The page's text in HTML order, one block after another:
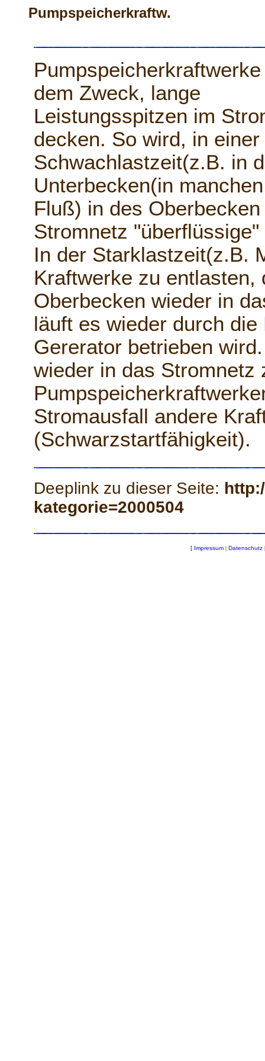
Pumpspeicherkraftw.
dem Zweck, lange
Leistungsspitzen im
decken. So wird, in einer
Schwachlastzeit(z.B. in
Unterbecken(in
Fluß) in des
Stromnetz
In der Starklastzeit(z.B.
Kraftwerke zu entlasten,
Oberbecken wieder in
läuft es wieder durch
Gererator betrieben
wieder in das Stromnetz
Stromausfall andere
(Schwarzstartfähigkeit).
Deeplink zu dieser Seite:
kategorie=2000504
[ Impressum | Datenschutz